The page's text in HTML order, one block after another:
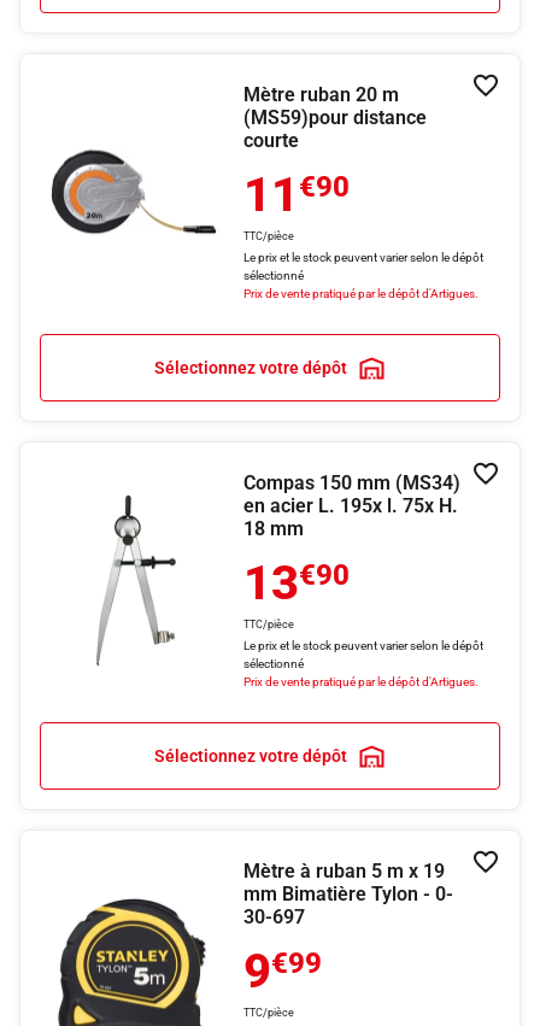
Mètre ruban 20 m
(MS59)pour distance
courte
11 €90
TTC/pièce
Le prix et le stock peuvent varier selon le dépôt
sélectionné
Prix de vente pratiqué par le dépôt d'Artigues.
Sélectionnez votre dépôt
Compas 150 mm (MS34)
en acier L. 195x l. 75x H.
18 mm
13€90
TTC/pièce
Le prix et le stock peuvent varier selon le dépôt
sélectionné
Prix de vente pratiqué par le dépôt d'Artigues.
Sélectionnez votre dépôt
Mètre à ruban 5 m x 19
mm Bimatière Tylon - 0-
30-697
9€99
TTC/pièce